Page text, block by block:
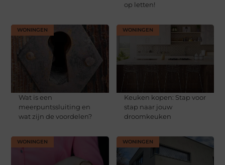
op letten!
WONINGEN
Wat is een
meerpuntssluiting en
wat zijn de voordelen?
WONINGEN
Keuken kopen: Stap voor
stap naar jouw
droomkeuken
WONINGEN WONINGEN